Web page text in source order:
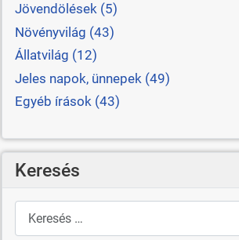
Jövendölések (5)
Növényvilág (43)
Állatvilág (12)
Jeles napok, ünnepek (49)
Egyéb írások (43)
Keresés
Keresés